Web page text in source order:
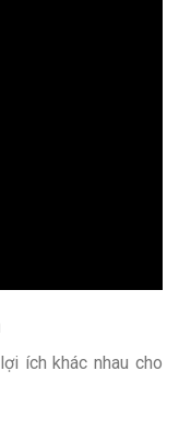
ích khác nhau cho